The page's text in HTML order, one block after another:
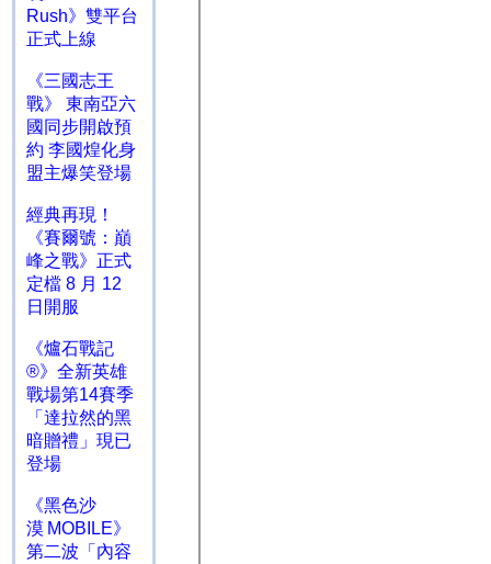
Rush》雙平台
正式上線
《三國志王
戰》 東南亞六
國同步開啟預
約 李國煌化身
盟主爆笑登場
經典再現！
《賽爾號：巔
峰之戰》正式
定檔 8 月 12
日開服
《爐石戰記
®》全新英雄
戰場第14賽季
「達拉然的黑
暗贈禮」現已
登場
《黑色沙
漠 MOBILE》
第二波「內容